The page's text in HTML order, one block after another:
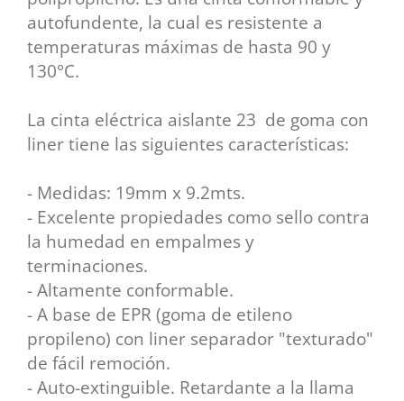
autofundente, la cual es resistente a
temperaturas máximas de hasta 90 y
130°C.
La cinta eléctrica aislante 23 de goma con
liner tiene las siguientes características:
- Medidas: 19mm x 9.2mts.
- Excelente propiedades como sello contra
la humedad en empalmes y
terminaciones.
- Altamente conformable.
- A base de EPR (goma de etileno
propileno) con liner separador "texturado"
de fácil remoción.
- Auto-extinguible. Retardante a la llama